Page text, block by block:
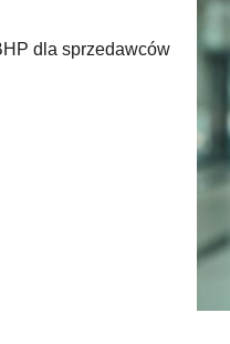
dla sprzedawców